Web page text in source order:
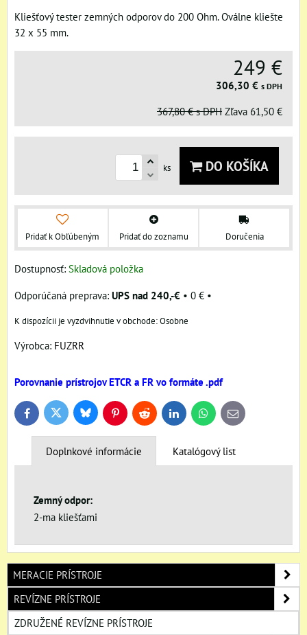
Kliešťový tester zemných odporov do 200 Ohm. Oválne kliešte
32 x 55 mm.
249 €
306,30 € s DPH
367,80 € s DPH Zľava 61,50 €
ks DO KOŠÍKA
Pridať k Obľúbeným Pridať do zoznamu Doručenia
Dostupnosť: Skladová položka
UPS nad 240,-€ • 0 € •
Osobne
Výrobca: FUZRR
Porovnanie prístrojov ETCR a FR vo formáte .pdf
FacebookTwitter BlueskyPinterestReddit LinkedInWhatsApp
E-
mail
Doplnkové informácie Katalógový list
Zemný odpor:
2-ma kliešťami
MERACIE PRÍSTROJE
REVÍZNE PRÍSTROJE
ZDRUŽENÉ REVÍZNE PRÍSTROJE